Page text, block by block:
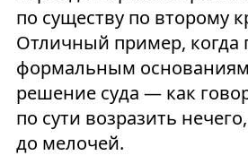
по существу по второму
Отличный пример, когда
формальным основаниям
решение суда — как
по сути возразить
до мелочей.